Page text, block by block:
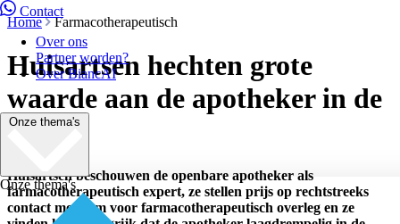
Contact
Over ons
Partner worden?
Over BiancAI
Onze thema's
Onze thema's
Home Farmacotherapeutisch
Huisartsen hechten grote
waarde aan de apotheker in de
wijk
Huisartsen beschouwen de openbare apotheker als
farmacotherapeutisch expert, ze stellen prijs op rechtstreeks
contact met hem voor farmacotherapeutisch overleg en ze